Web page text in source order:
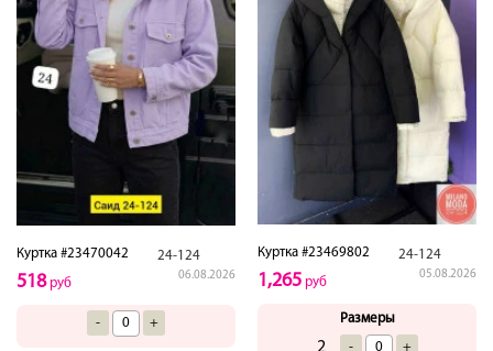
Куртка #23470042 24-124
06.08.2026
518руб
- +
Куртка #23469802 24-124
05.08.2026
1,265 руб
Размеры
2 - +